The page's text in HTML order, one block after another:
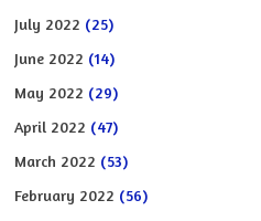
July 2022 (25)
June 2022 (14)
May 2022 (29)
April 2022 (47)
March 2022 (53)
February 2022 (56)